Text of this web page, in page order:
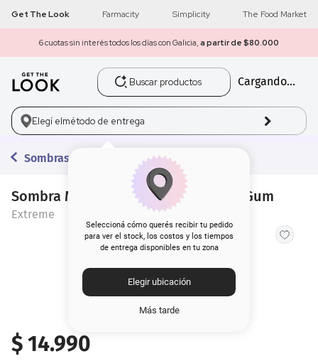
Get The Look Farmacity Simplicity The Food Market
6 cuotas sin interés todos los días con Galicia, a partir de $80.000
Buscar productos
Cargando...
Elegí elmétodo de entrega
Seleccioná cómo querés recibir tu pedido
para ver el stock, los costos y los tiempos
de entrega disponibles en tu zona
Elegir ubicación
Más tarde
Sombras
Sombra Magic Extreme Jelly Bubble Gum
Extreme
$14.990
1 get the look
2 máscara pestañas
3.
5. corrector
9.